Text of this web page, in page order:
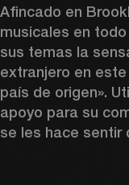
Afincado en
musicales en
sus temas la
extranjero en
país de origen».
apoyo para su
se les hace sentir